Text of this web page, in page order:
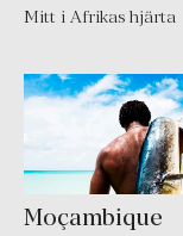
Mitt i Afrikas hjärta
Moçambique